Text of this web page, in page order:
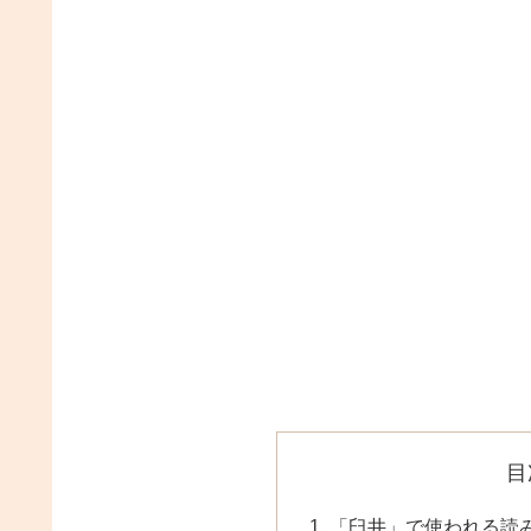
「臼井」で使われる読